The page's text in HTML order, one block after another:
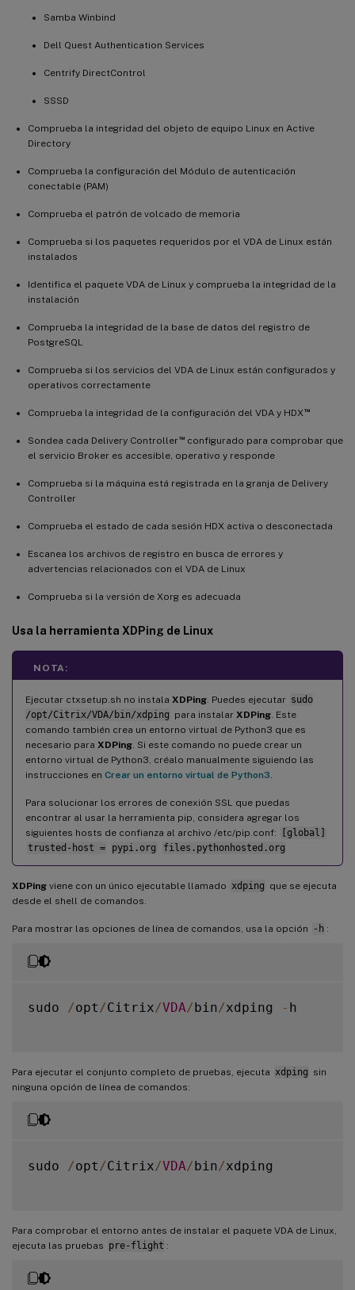
Samba Winbind
Dell Quest Authentication Services
Centrify DirectControl
SSSD
Comprueba la integridad del objeto de equipo Linux en Active
Directory
Comprueba la configuración del Módulo de autenticación
conectable (PAM)
Comprueba el patrón de volcado de memoria
Comprueba si los paquetes requeridos por el VDA de Linux están
instalados
Identifica el paquete VDA de Linux y comprueba la integridad de la
instalación
Comprueba la integridad de la base de datos del registro de
PostgreSQL
Comprueba si los servicios del VDA de Linux están configurados y
operativos correctamente
Comprueba la integridad de la configuración del VDA y HDX ™
Sondea cada Delivery Controller™configurado para comprobar que
el servicio Broker es accesible, operativo y responde
Comprueba si la máquina está registrada en la granja de Delivery
Controller
Comprueba el estado de cada sesión HDX activa o desconectada
Escanea los archivos de registro en busca de errores y
advertencias relacionados con el VDA de Linux
Comprueba si la versión de Xorg es adecuada
Usa la herramienta XDPing de Linux
NOTA:
Ejecutar ctxsetup.sh no instala XDPing . Puedes ejecutar sudo
/opt/Citrix/VDA/bin/xdping para instalar XDPing. Este
comando también crea un entorno virtual de Python3 que es
necesario para XDPing . Si este comando no puede crear un
entorno virtual de Python3, créalo manualmente siguiendo las
instrucciones en Crear un entorno virtual de Python3
Para solucionar los errores de conexión SSL que puedas
encontrar al usar la herramienta pip, considera agregar los
siguientes hosts de confianza al archivo /etc/pip.conf:
[global]
trusted-host =
pypi.org files.pythonhosted.org
XDPing viene con un único ejecutable llamado xdping que se ejecuta
desde el shell de comandos.
Para mostrar las opciones de línea de comandos, usa la opción -h :
sudo /opt /Citrix/VDA/bin/xdping - h
Para ejecutar el conjunto completo de pruebas, ejecuta xdping sin
ninguna opción de línea de comandos:
sudo /opt /Citrix/VDA/bin/xdping
Para comprobar el entorno antes de instalar el paquete VDA de Linux,
ejecuta las pruebas pre-flight :